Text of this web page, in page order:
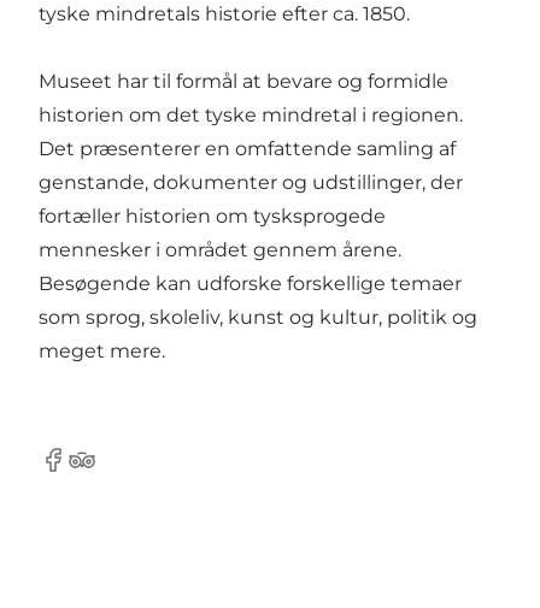
tyske mindretals historie efter ca. 1850.
Museet har til formål at bevare og formidle
historien om det tyske mindretal i regionen.
Det præsenterer en omfattende samling af
genstande, dokumenter og udstillinger, der
fortæller historien om tysksprogede
mennesker i området gennem årene.
Besøgende kan udforske forskellige temaer
som sprog, skoleliv, kunst og kultur, politik og
meget mere.
Facebook
Tripadvisor